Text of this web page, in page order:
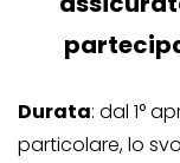
Durata: dal 1°
particolare, lo